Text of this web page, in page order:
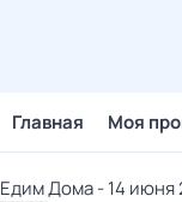
Главная Моя
Едим Дома - 14 июня